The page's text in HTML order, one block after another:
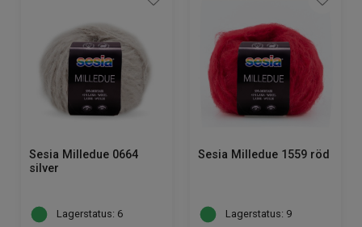
Sesia Milledue 0664
silver
Lagerstatus: 6
Sesia Milledue 1559 röd
Lagerstatus: 9